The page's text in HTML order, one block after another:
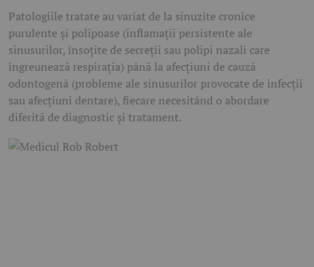
Patologiile tratate au variat de la sinuzite cronice
purulente și polipoase (inflamații persistente ale
sinusurilor, însoțite de secreții sau polipi nazali care
îngreunează respirația) până la afecțiuni de cauză
odontogenă (probleme ale sinusurilor provocate de infecții
sau afecțiuni dentare), fiecare necesitând o abordare
diferită de diagnostic și tratament.